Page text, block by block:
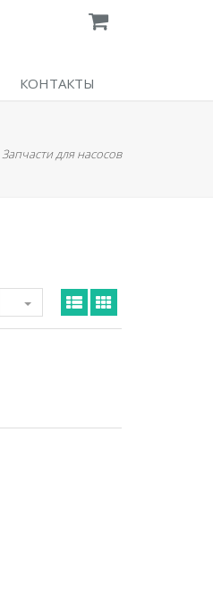
КОНТАКТЫ
Запчасти для насосов